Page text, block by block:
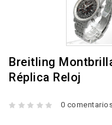
Breitling
Réplica Reloj
0